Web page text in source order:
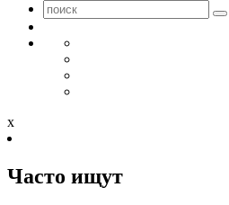
x
Часто ищут